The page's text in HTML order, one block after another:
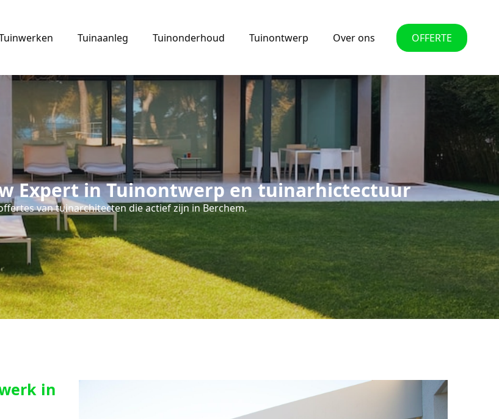
Tuinaanleg Tuinonderhoud Tuinontwerp Over ons OFFERTE
Expert in Tuinontwerp en tuinarhictectuur
van tuinarchitecten die actief zijn in Berchem.
in